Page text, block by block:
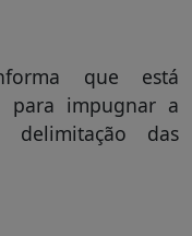
que está
para impugnar a
delimitação das